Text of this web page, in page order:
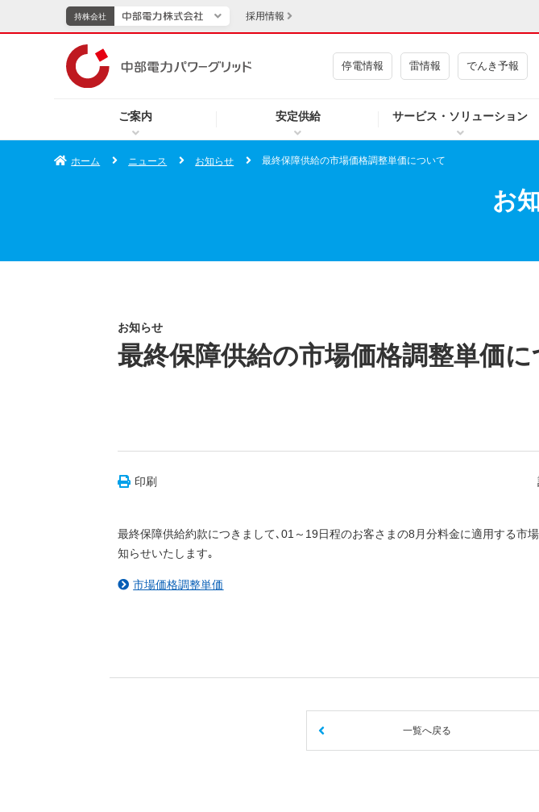
ご案内 安定供給 サービス・ソリューション
停電情報 雷情報 でんき予報
持株会社
持株会社
TOPページへ エネルギー・原子力
採用情報
ホーム ニュース お知らせ 最終保障供給の市場価格調整単価について
お
お知らせ
最終保障供給の市場価格調整単価に
印刷
最終保障供給約款につきまして､01～19日程のお客さまの8月分料金に適用する市
知らせいたします｡
市場価格調整単価
一覧へ戻る